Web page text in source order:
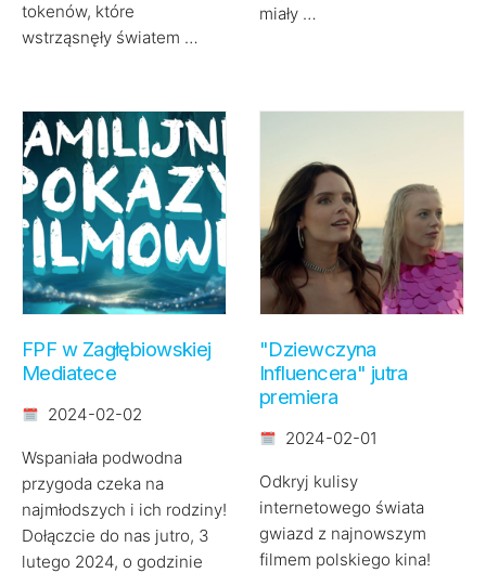
tokenów, które
wstrząsnęły światem …
miały …
FPF w Zagłębiowskiej
Mediatece
2024-02-02
Wspaniała podwodna
przygoda czeka na
najmłodszych i ich rodziny!
Dołączcie do nas jutro, 3
lutego 2024, o godzinie
"Dziewczyna
Influencera" jutra
premiera
2024-02-01
Odkryj kulisy
internetowego świata
gwiazd z najnowszym
filmem polskiego kina!